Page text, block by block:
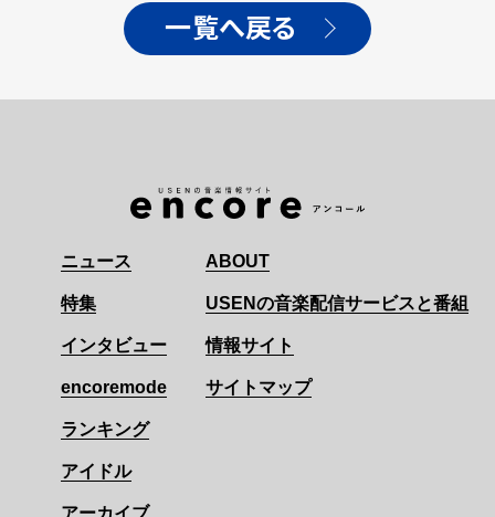
一覧へ戻る
ニュース
特集
インタビュー
encoremode
ランキング
アイドル
アーカイブ
ABOUT
USENの音楽配信サービスと番組
情報サイト
サイトマップ